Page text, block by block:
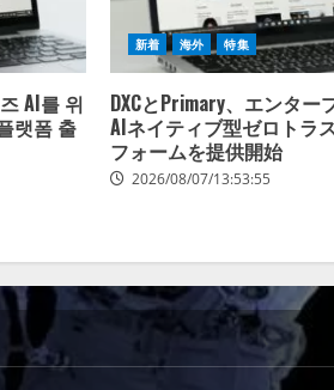
AI를 위
랫폼 출
新着 海外 特集
DXCとPrimary、エンター
AIネイティブ型ゼロトラ
フォームを提供開始
2026/08/07/13:53:55